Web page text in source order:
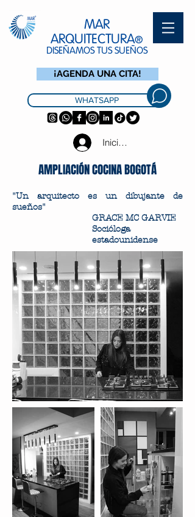
MAR
ARQUITECTURA®
DISEÑAMOS TUS SUEÑOS
¡AGENDA UNA CITA!
WHATSAPP
Iniciar sesión
AMPLIACIÓN COCINA BOGOTÁ
"Un arquitecto es un dibujante de
sueños"
GRACE MC GARVIE
Socióloga
estadounidense